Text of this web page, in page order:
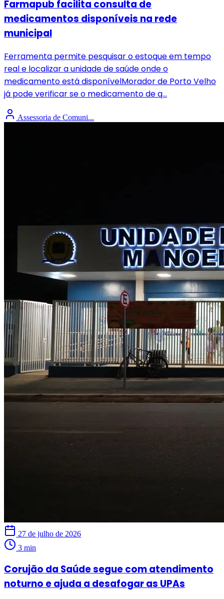
Farmapub facilita consulta de
medicamentos disponíveis na rede
municipal
Ferramenta permite pesquisar o estoque em tempo
real e localizar a unidade de saúde onde o
medicamento está disponívelMorador de Porto Velho
já pode verificar se o medicamento de q...
Assessoria de Comuni...
27 de julho de 2026
3 min
Corujão da Saúde segue com atendimento
noturno e ajuda a desafogar as UPAs